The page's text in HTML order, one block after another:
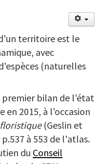
territoire est le
avec
(naturelles
premier bilan de l'état
en 2015, à l'occasion
(Geslin et
à 553 de l'atlas.
du Conseil